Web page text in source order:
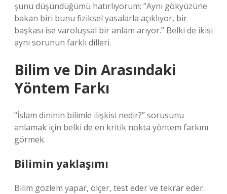
şunu düşündüğümü hatırlıyorum: “Aynı gökyüzüne
bakan biri bunu fiziksel yasalarla açıklıyor, bir
başkası ise varoluşsal bir anlam arıyor.” Belki de ikisi
aynı sorunun farklı dilleri.
Bilim ve Din Arasındaki
Yöntem Farkı
“İslam dininin bilimle ilişkisi nedir?” sorusunu
anlamak için belki de en kritik nokta yöntem farkını
görmek.
Bilimin yaklaşımı
Bilim gözlem yapar, ölçer, test eder ve tekrar eder.